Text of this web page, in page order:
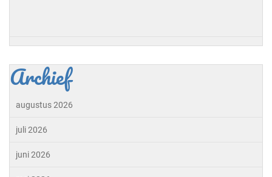
Archief
augustus 2026
juli 2026
juni 2026